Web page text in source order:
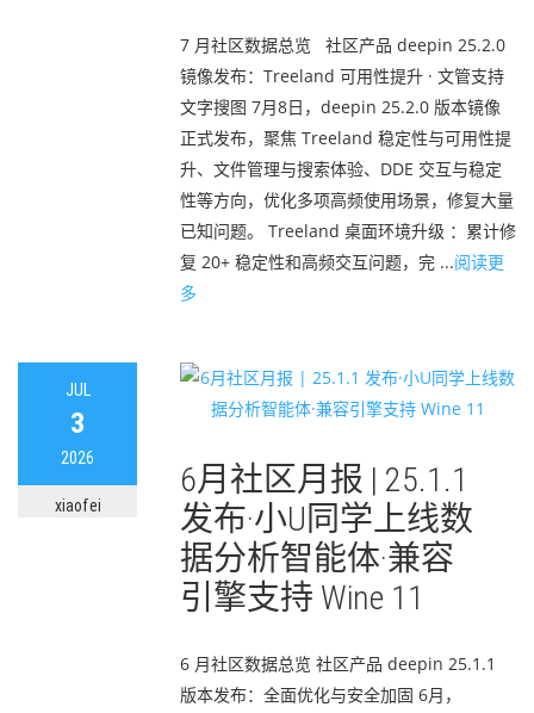
7 月社区数据总览 社区产品 deepin 25.2.0
镜像发布：Treeland 可用性提升 · 文管支持
文字搜图 7月8日，deepin 25.2.0 版本镜像
正式发布，聚焦 Treeland 稳定性与可用性提
升、文件管理与搜索体验、DDE 交互与稳定
性等方向，优化多项高频使用场景，修复大量
已知问题。 Treeland 桌面环境升级 ：累计修
复 20+ 稳定性和高频交互问题，完 ...阅读更
多
JUL
3
2026
xiaofei
6月社区月报 | 25.1.1
发布·小U同学上线数
据分析智能体·兼容
引擎支持 Wine 11
6 月社区数据总览 社区产品 deepin 25.1.1
版本发布：全面优化与安全加固 6月，